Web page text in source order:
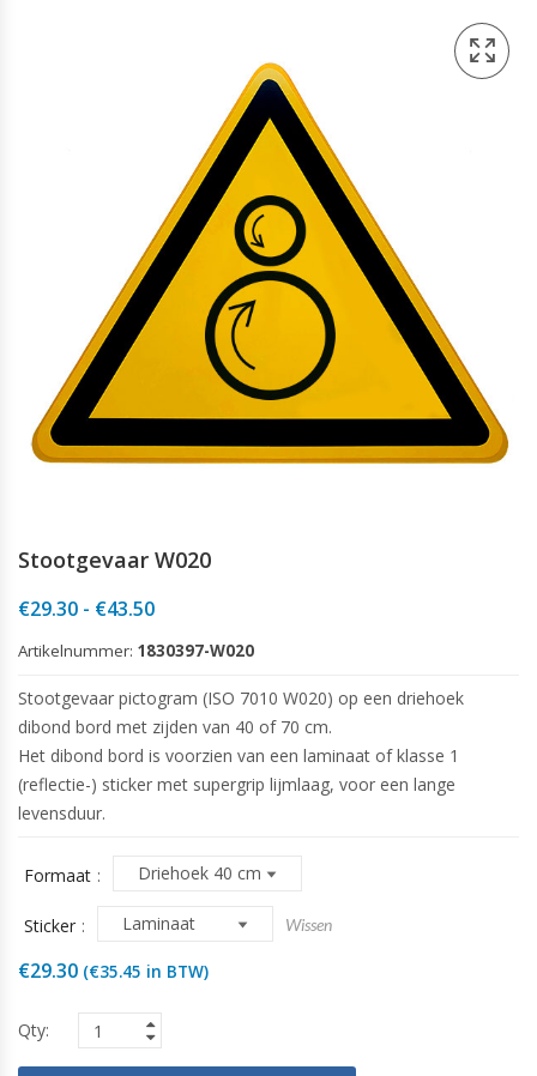
Stootgevaar W020
€29.30 - €43.50Prijsklasse:
tot
Artikelnummer: 1830397-W020
Stootgevaar pictogram (ISO 7010 W020) op een driehoek
dibond bord met zijden van 40 of 70 cm.
Het dibond bord is voorzien van een laminaat of klasse 1
(reflectie-) sticker met supergrip lijmlaag, voor een lange
levensduur.
Formaat
Sticker Wissen
€29.30 (€35.45 in BTW)